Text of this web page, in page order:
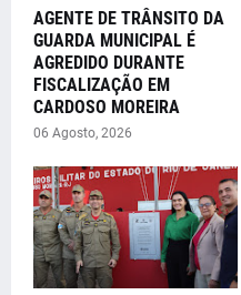
AGENTE DE TRÂNSITO DA
GUARDA MUNICIPAL É
AGREDIDO DURANTE
FISCALIZAÇÃO EM
CARDOSO MOREIRA
06 Agosto, 2026